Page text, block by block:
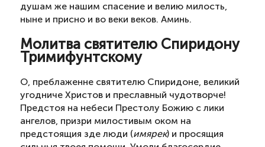
душам же нашим спасение и велию милость,
ныне и присно и во веки веков. Аминь.
Молитва святителю Спиридону
Тримифунтскому
О, преблаженне святителю Спиридоне, великий
угодниче Христов и преславный чудотворче!
Предстоя на небеси Престолу Божию с лики
ангелов, призри милостивым оком на
предстоящия зде люди (имярек) и просящия